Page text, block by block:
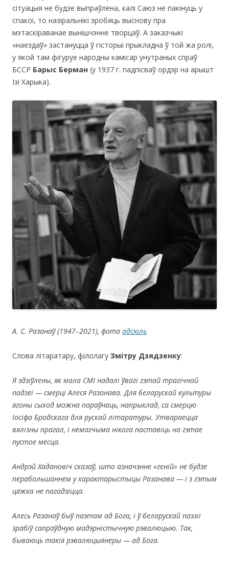
сітуацыя не будзе выпраўлена, калі Саюз не пакінуць у
спакоі, то назіральнікі зробяць выснову пра
мэтаскіраванае вынішчэнне творцаў. А заказчыкі
«наездаў» застануцца ў гісторыі прыкладна ў той жа ролі,
у якой там фігуруе народны камісар унутраных спраў
БССР Барыс Берман (у 1937 г. падпісваў ордэр на арышт
Ізі Харыка).
А. С. Разанаў (1947–2021), фота адсюль
Слова літаратару, філолагу Змітру Дзядзенку:
Я здзіўлены, як мала СМІ надалі ўвагі гэтай трагічнай
падзеі — смерці Алеся Разанава. Для беларускай культуры
ягоны сыход можна параўнаць, напрыклад, са смерцю
Іосіфа Бродскага для рускай літаратуры. Утвараецца
вялізны прагал, і немагчыма нікога паставіць на гэтае
пустое месца.
Андрэй Хадановіч сказаў, што азначэнне «геній» не будзе
перабольшаннем у характарыстыцы Разанава — і з гэтым
цяжка не пагадзіцца.
Алесь Разанаў быў паэтам ад Бога, і ў беларускай паэзіі
зрабіў сапраўдную мадэрністычную рэвалюцыю. Так,
бываюць такія рэвалюцыянеры — ад Бога.